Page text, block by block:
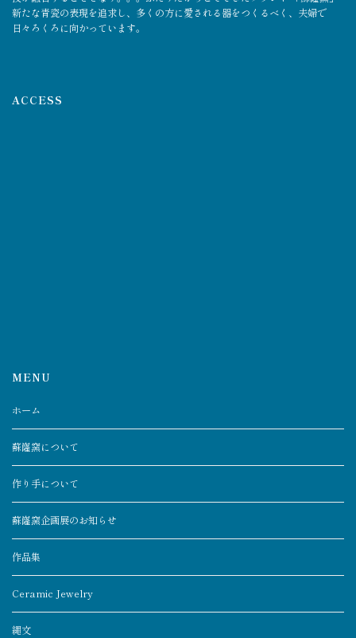
新たな青瓷の表現を追求し、多くの方に愛される器をつくるべく、夫婦で
日々ろくろに向かっています。
ACCESS
MENU
ホーム
蘇嶐窯について
作り手について
蘇嶐窯企画展のお知らせ
作品集
Ceramic Jewelry
縄文